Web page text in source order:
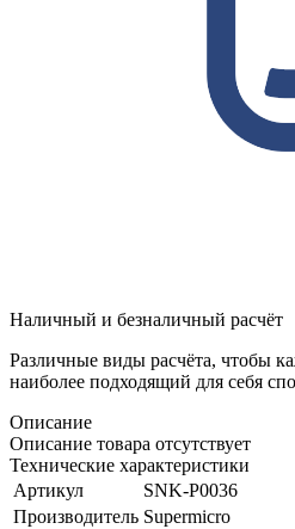
Наличный и безналичный расчёт
Различные виды расчёта, чтобы
наиболее подходящий для себя
Описание
Описание товара отсутствует
Технические характеристики
Артикул
SNK-P0036
Производитель Supermicro